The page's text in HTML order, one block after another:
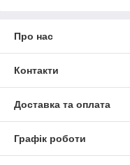
Про нас
Контакти
Доставка та оплата
Графік роботи